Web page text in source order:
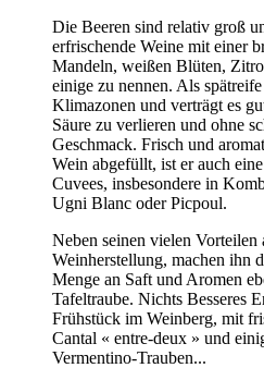
Die Beeren sind relativ groß
erfrischende Weine mit einer
Mandeln, weißen Blüten,
einige zu nennen. Als
Klimazonen und verträgt es
Säure zu verlieren und ohne
Geschmack. Frisch und
Wein abgefüllt, ist er auch
Cuvees, insbesondere in
Ugni Blanc oder Picpoul.
Neben seinen vielen Vorteilen
Weinherstellung, machen ihn
Menge an Saft und Aromen
Tafeltraube. Nichts Besseres
Frühstück im Weinberg, mit
Cantal « entre-deux » und
Vermentino-Trauben...